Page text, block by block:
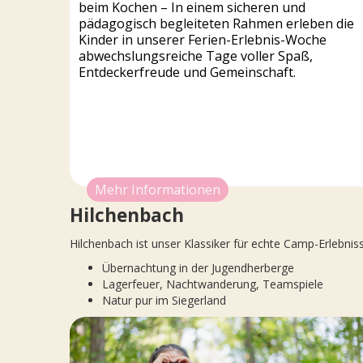
beim Kochen – In einem sicheren und
pädagogisch begleiteten Rahmen erleben die
Kinder in unserer Ferien-Erlebnis-Woche
abwechslungsreiche Tage voller Spaß,
Entdeckerfreude und Gemeinschaft.
Mehr Informationen
Hilchenbach
Hilchenbach ist unser Klassiker für echte Camp-
Übernachtung in der Jugendherberge
Lagerfeuer, Nachtwanderung, Teamspiele
Natur pur im Siegerland